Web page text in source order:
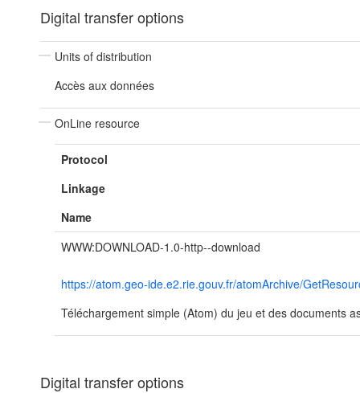
Digital transfer options
Units of distribution
Accès aux données
OnLine resource
Protocol
Linkage
Name
WWW:DOWNLOAD-1.0-http--download
https://atom.geo-ide.e2.rie.gouv.fr/atomArchive/
Téléchargement simple (Atom) du jeu et des documents
Digital transfer options